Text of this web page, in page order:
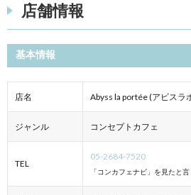
店舗情報
基本情報
店名 Abyss la portée (アビスラ
ジャンル コンセプトカフェ
TEL
05-2684-7520
「コンカフェナビ」を見たと